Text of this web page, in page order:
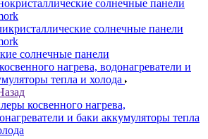
солнечные панели
солнечные панели
солнечные панели
нагрева, водонагреватели и
тепла и холода
косвенного нагрева,
и баки аккумуляторы тепла